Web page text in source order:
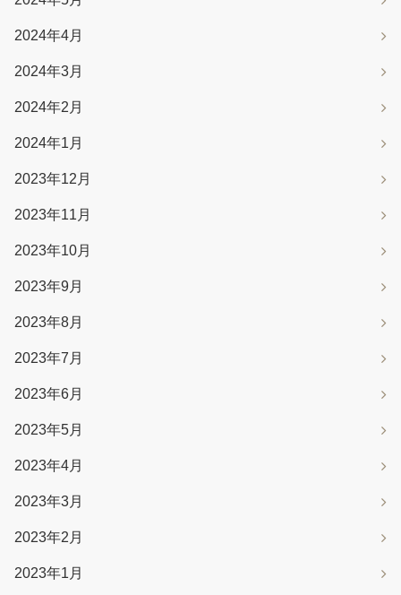
2024年4月
2024年3月
2024年2月
2024年1月
2023年12月
2023年11月
2023年10月
2023年9月
2023年8月
2023年7月
2023年6月
2023年5月
2023年4月
2023年3月
2023年2月
2023年1月